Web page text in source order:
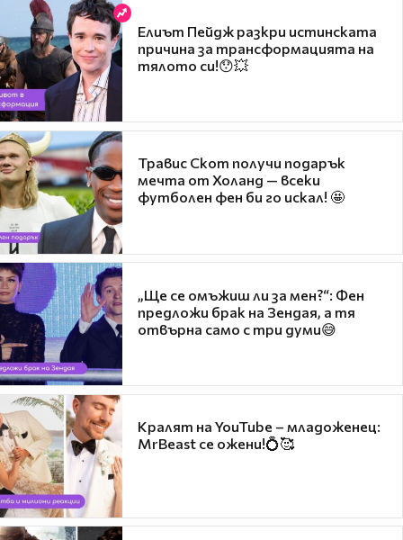
Елиът Пейдж разкри истинската
причина за трансформацията на
тялото си!😯💥
Травис Скот получи подарък
мечта от Холанд — всеки
футболен фен би го искал! 🤩
„Ще се омъжиш ли за мен?“: Фен
предложи брак на Зендая, а тя
отвърна само с три думи😅
Кралят на YouTube – младоженец:
MrBeast се ожени!💍🥰